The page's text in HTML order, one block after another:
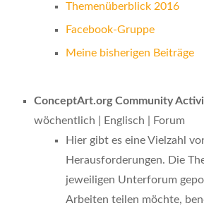
Themenüberblick 2016
Facebook-Gruppe
Meine bisherigen Beiträge
ConceptArt.org Community
wöchentlich | Englisch | Forum
Hier gibt es eine Vielzahl
Herausforderungen. Die
jeweiligen Unterforum
Arbeiten teilen möchte,